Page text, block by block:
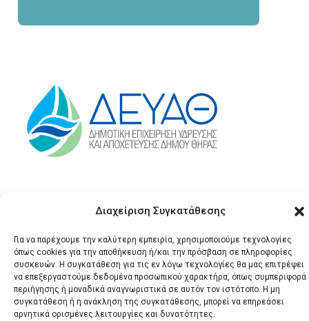
Διαχείριση Συγκατάθεσης
Για να παρέχουμε την καλύτερη εμπειρία, χρησιμοποιούμε τεχνολογίες
όπως cookies για την αποθήκευση ή/και την πρόσβαση σε πληροφορίες
συσκευών. Η συγκατάθεση για τις εν λόγω τεχνολογίες θα μας επιτρέψει
να επεξεργαστούμε δεδομένα προσωπικού χαρακτήρα, όπως συμπεριφορά
περιήγησης ή μοναδικά αναγνωριστικά σε αυτόν τον ιστότοπο. Η μη
συγκατάθεση ή η ανάκληση της συγκατάθεσης, μπορεί να επηρεάσει
αρνητικά ορισμένες λειτουργίες και δυνατότητες.
© 2026 Santonews - Όλα
τα δικαιώματα
κατοχυρωμένα.